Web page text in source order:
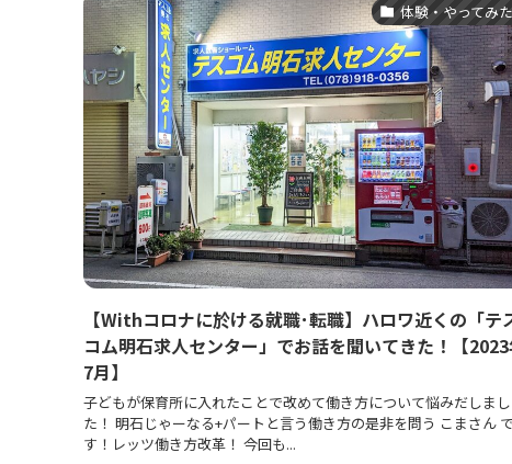
体験・やってみた
【Withコロナに於ける就職･転職】ハロワ近くの「テ
コム明石求人センター」でお話を聞いてきた！【
7月】
子どもが保育所に入れたことで改めて働き方について悩みだしまし
た！ 明石じゃーなる+パートと言う働き方の是非を問う こまさん で
す！レッツ働き方改革！ 今回も...